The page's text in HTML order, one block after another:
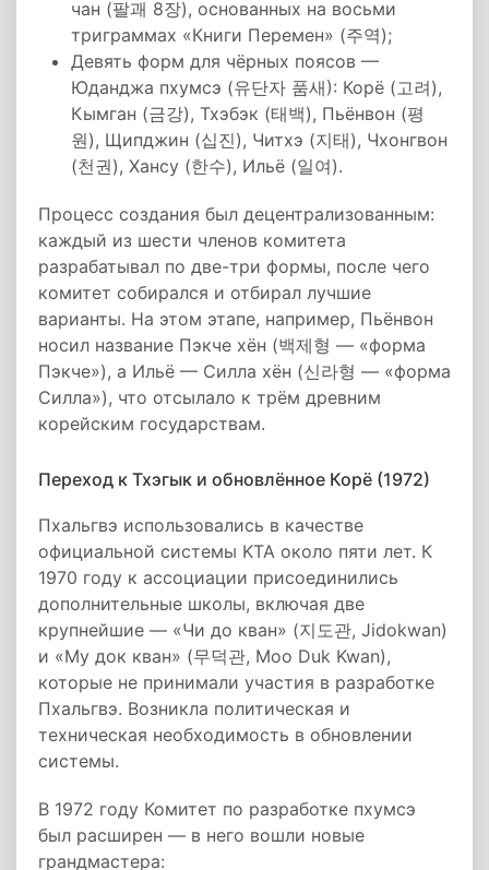
чан (팔괘 8장), основанных на восьми
триграммах «Книги Перемен» (주역);
Девять форм для чёрных поясов —
Юданджа пхумсэ (유단자 품새): Корё (고려),
Кымган (금강), Тхэбэк (태백), Пьёнвон (평
원), Щипджин (십진), Читхэ (지태), Чхонгвон
(천권), Хансу (한수), Ильё (일여).
Процесс создания был децентрализованным:
каждый из шести членов комитета
разрабатывал по две-три формы, после чего
комитет собирался и отбирал лучшие
варианты. На этом этапе, например, Пьёнвон
носил название Пэкче хён (백제형 — «форма
Пэкче»), а Ильё — Силла хён (신라형 — «форма
Силла»), что отсылало к трём древним
корейским государствам.
Переход к Тхэгык и обновлённое Корё (1972)
Пхальгвэ использовались в качестве
официальной системы KTA около пяти лет. К
1970 году к ассоциации присоединились
дополнительные школы, включая две
крупнейшие — «Чи до кван» (지도관, Jidokwan)
и «Му док кван» (무덕관, Moo Duk Kwan),
которые не принимали участия в разработке
Пхальгвэ. Возникла политическая и
техническая необходимость в обновлении
системы.
В 1972 году Комитет по разработке пхумсэ
был расширен — в него вошли новые
грандмастера: